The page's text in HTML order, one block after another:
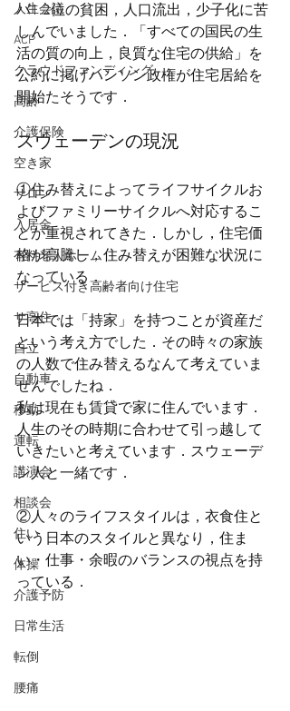
人生会議
ACP
クラウドファンディング
高齢
介護保険
空き家
サロン
入居金
有料老人ホーム
サービス付き高齢者向け住宅
サ高住
自立
自動車
移動
運転
講演会
相談会
住い
体操
介護予防
日常生活
転倒
腰痛
パ1.2位の貧困，人口流出，少子化に苦
しんでいました．「すべての国民の生
活の質の向上，良質な住宅の供給」を
公約に掲げハンソン政権が住宅居給を
開始たそうです．
スウェーデンの現況
①住み替えによってライフサイクルお
よびファミリーサイクルへ対応するこ
とが重視されてきた．しかし，住宅価
格が高騰し，住み替えが困難な状況に
なっている．
日本では「持家」を持つことが資産だ
という考え方でした．その時々の家族
の人数で住み替えるなんて考えていま
せんでしたね．
私は現在も賃貸で家に住んでいます．
人生のその時期に合わせて引っ越して
いきたいと考えています．スウェーデ
ン人と一緒です．
②人々のライフスタイルは，衣食住と
いう日本のスタイルと異なり，住ま
い・仕事・余暇のバランスの視点を持
っている．